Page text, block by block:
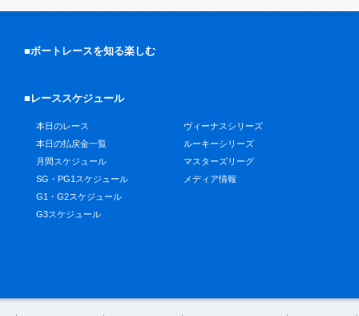
■ボートレースを知る楽しむ
■レーススケジュール
本日のレース
本日の払戻金一覧
月間スケジュール
SG・PG1スケジュール
G1・G2スケジュール
G3スケジュール
ヴィーナスシリーズ
ルーキーシリーズ
マスターズリーグ
メディア情報